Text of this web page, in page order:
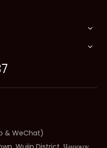
& WeChat)